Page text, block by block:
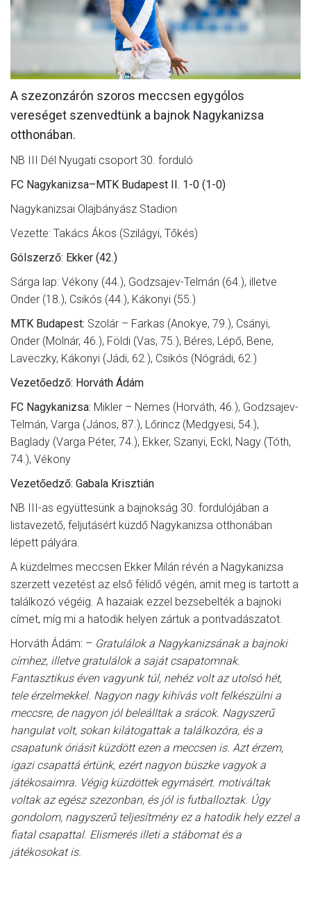
MÉRKŐZÉSEK
KLUB
GALÉRIA
SZURKOLÓI ÉLMÉNYEK
A szezonzárón szoros meccsen egygólos
vereséget szenvedtünk a bajnok Nagykanizsa
otthonában.
NB III Dél Nyugati csoport 30. forduló
FC Nagykanizsa–MTK Budapest II. 1-0 (1-0)
Nagykanizsai Olajbányász Stadion
Vezette: Takács Ákos (Szilágyi, Tőkés)
Gólszerző: Ekker (42.)
Sárga lap: Vékony (44.), Godzsajev-Telmán (64.), illetve
Onder (18.), Csikós (44.), Kákonyi (55.)
MTK Budapest: Szolár – Farkas (Anokye, 79.), Csányi,
Onder (Molnár, 46.), Földi (Vas, 75.), Béres, Lépő, Bene,
Laveczky, Kákonyi (Jádi, 62.), Csikós (Nógrádi, 62.)
Vezetőedző: Horváth Ádám
FC Nagykanizsa: Mikler – Nemes (Horváth, 46.), Godzsajev-
Telmán, Varga (János, 87.), Lőrincz (Medgyesi, 54.),
Baglady (Varga Péter, 74.), Ekker, Szanyi, Eckl, Nagy (Tóth,
74.), Vékony
Vezetőedző: Gabala Krisztián
NB III-as együttesünk a bajnokság 30. fordulójában a
listavezető, feljutásért küzdő Nagykanizsa otthonában
lépett pályára.
A küzdelmes meccsen Ekker Milán révén a Nagykanizsa
szerzett vezetést az első félidő végén, amit meg is tartott a
találkozó végéig. A hazaiak ezzel bezsebelték a bajnoki
címet, míg mi a hatodik helyen zártuk a pontvadászatot.
Horváth Ádám: – Gratulálok a Nagykanizsának a bajnoki
címhez, illetve gratulálok a saját csapatomnak.
Fantasztikus éven vagyunk túl, nehéz volt az utolsó hét,
tele érzelmekkel. Nagyon nagy kihívás volt felkészülni a
meccsre, de nagyon jól beleálltak a srácok. Nagyszerű
hangulat volt, sokan kilátogattak a találkozóra, és a
csapatunk óriásit küzdött ezen a meccsen is. Azt érzem,
igazi csapattá értünk, ezért nagyon büszke vagyok a
játékosaimra. Végig küzdöttek egymásért. motiváltak
voltak az egész szezonban, és jól is futballoztak. Úgy
gondolom, nagyszerű teljesítmény ez a hatodik hely ezzel a
fiatal csapattal. Elismerés illeti a stábomat és a
játékosokat is.